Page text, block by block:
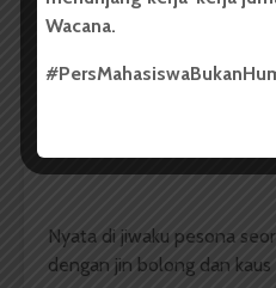
Pada senyum simpul sosok
Nyata di jiwaku pesona
dengan jin bolong dan
Wacana.